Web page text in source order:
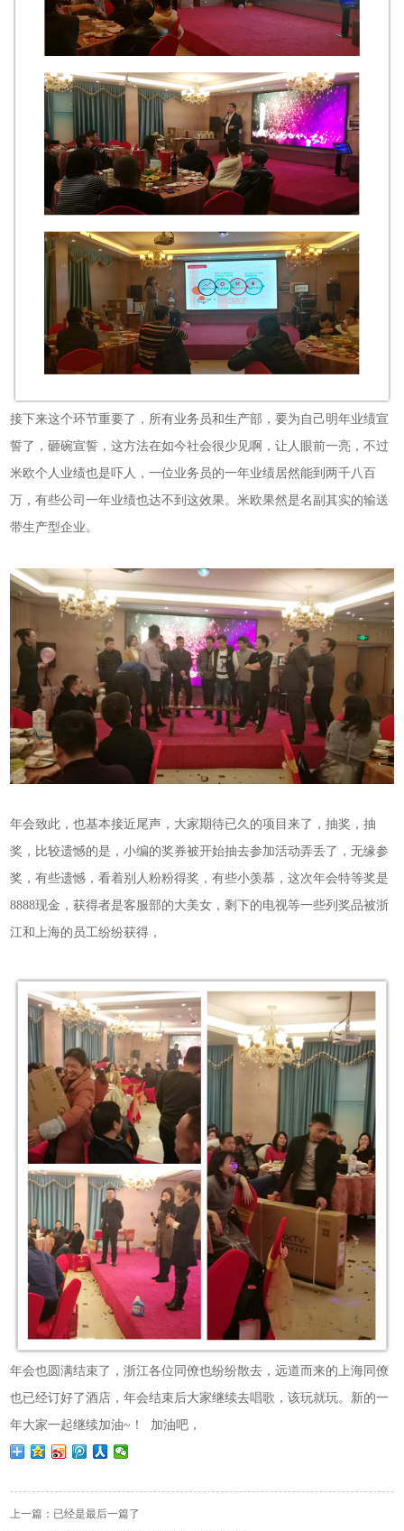
接下来这个环节重要了，所有业务员和生产部，要为自己明年业绩宣
誓了，砸碗宣誓，这方法在如今社会很少见啊，让人眼前一亮，不过
米欧个人业绩也是吓人，一位业务员的一年业绩居然能到两千八百
万，有些公司一年业绩也达不到这效果。米欧果然是名副其实的输送
带生产型企业。
年会致此，也基本接近尾声，大家期待已久的项目来了，抽奖，抽
奖，比较遗憾的是，小编的奖券被开始抽去参加活动弄丢了，无缘参
奖，有些遗憾，看着别人粉粉得奖，有些小羡慕，这次年会特等奖是
8888现金，获得者是客服部的大美女，剩下的电视等一些列奖品被浙
江和上海的员工纷纷获得，
年会也圆满结束了，浙江各位同僚也纷纷散去，远道而来的上海同僚
也已经订好了酒店，年会结束后大家继续去唱歌，该玩就玩。新的一
年大家一起继续加油~！ 加油吧，
上一篇：已经是最后一篇了